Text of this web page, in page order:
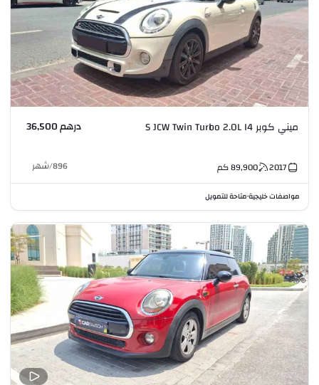
ميني كوبر S JCW Twin Turbo 2.0L I4 درهم 36,500
2017
89,900كم 896
/شهر
مواصفات خليجية•متاحة للتمويل